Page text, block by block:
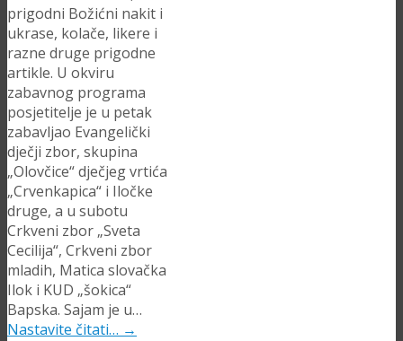
prigodni Božićni nakit i
ukrase, kolače, likere i
razne druge prigodne
artikle. U okviru
zabavnog programa
posjetitelje je u petak
zabavljao Evangelički
dječji zbor, skupina
„Olovčice“ dječjeg vrtića
„Crvenkapica“ i Iločke
druge, a u subotu
Crkveni zbor „Sveta
Cecilija“, Crkveni zbor
mladih, Matica slovačka
Ilok i KUD „šokica“
Bapska. Sajam je u…
Nastavite čitati… →